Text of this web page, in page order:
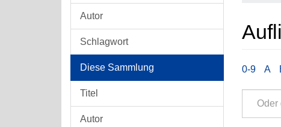
Autor
Schlagwort
Diese Sammlung
Titel
Autor
0-9 A